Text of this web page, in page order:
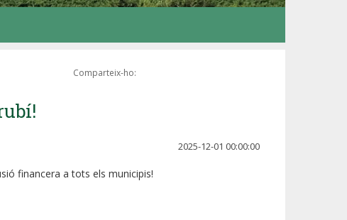
Comparteix-ho:
2025-12-01 00:00:00
financera a tots els municipis!